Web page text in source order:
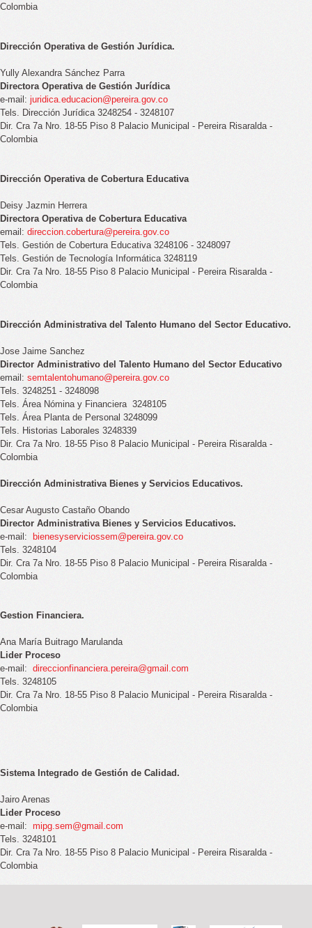
Colombia
Dirección Operativa de Gestión Jurídica.
Yully Alexandra Sánchez Parra
Directora Operativa de Gestión Jurídica
e-mail: juridica.educacion@pereira.gov.co
Tels. Dirección Jurídica 3248254 - 3248107
Dir. Cra 7a Nro. 18-55 Piso 8 Palacio Municipal - Pereira Risaralda -
Colombia
Dirección Operativa de Cobertura Educativa
Deisy Jazmin Herrera
Directora Operativa de Cobertura Educativa
email: direccion.cobertura@pereira.gov.co
Tels. Gestión de Cobertura Educativa 3248106 - 3248097
Tels. Gestión de Tecnología Informática 3248119
Dir. Cra 7a Nro. 18-55 Piso 8 Palacio Municipal - Pereira Risaralda -
Colombia
Dirección Administrativa del Talento Humano del Sector Educativo.
Jose Jaime Sanchez
Director Administrativo del Talento Humano del Sector Educativo
email: semtalentohumano@pereira.gov.co
Tels. 3248251 - 3248098
Tels. Área Nómina y Financiera 3248105
Tels. Área Planta de Personal 3248099
Tels. Historias Laborales 3248339
Dir. Cra 7a Nro. 18-55 Piso 8 Palacio Municipal - Pereira Risaralda -
Colombia
Dirección Administrativa Bienes y Servicios Educativos.
Cesar Augusto Castaño Obando
Director Administrativa Bienes y Servicios Educativos.
e-mail:
bienesyserviciossem@pereira.gov.co
Tels. 3248104
Dir. Cra 7a Nro. 18-55 Piso 8 Palacio Municipal - Pereira Risaralda -
Colombia
Gestion Financiera.
Ana María Buitrago Marulanda
Lider Proceso
e-mail: direccionfinanciera.pereira@gmail.com
Tels. 3248105
Dir. Cra 7a Nro. 18-55 Piso 8 Palacio Municipal - Pereira Risaralda -
Colombia
Sistema Integrado de Gestión de Calidad.
Jairo Arenas
Lider Proceso
e-mail: mipg.sem@gmail.com
Tels. 3248101
Dir. Cra 7a Nro. 18-55 Piso 8 Palacio Municipal - Pereira Risaralda -
Colombia